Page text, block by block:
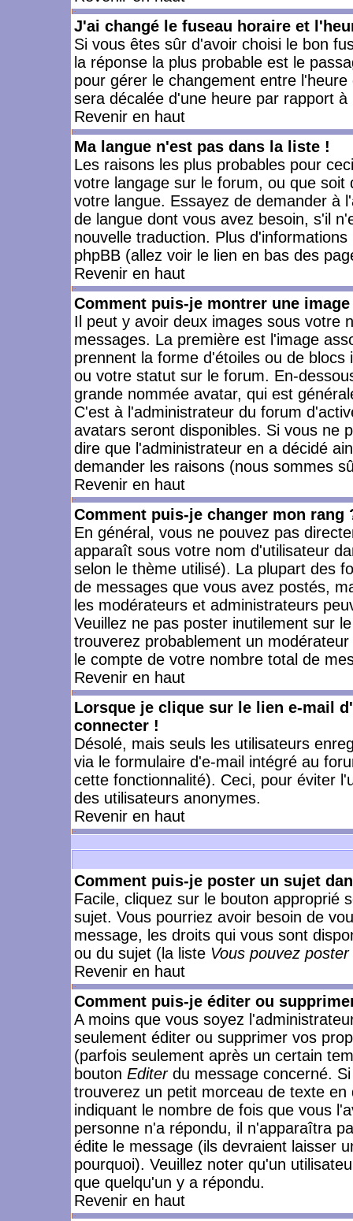
J'ai changé le fuseau horaire et
Si vous êtes sûr d'avoir choisi le bon
la réponse la plus probable est le
pour gérer le changement entre
sera décalée d'une heure par rapport à
Revenir en haut
Ma langue n'est pas dans la liste !
Les raisons les plus probables pour
votre langage sur le forum, ou que
votre langue. Essayez de demander à
de langue dont vous avez besoin, s'il
nouvelle traduction. Plus
phpBB (allez voir le lien en bas des
Revenir en haut
Comment puis-je montrer une
Il peut y avoir deux images sous votre
messages. La première est l'image
prennent la forme d'étoiles ou de
ou votre statut sur le forum. En-
grande nommée avatar, qui est
C'est à l'administrateur du forum
avatars seront disponibles. Si vous ne
dire que l'administrateur en a décidé
demander les raisons (nous sommes
Revenir en haut
Comment puis-je changer mon rang
En général, vous ne pouvez pas
apparaît sous votre nom d'utilisateur
selon le thème utilisé). La plupart des
de messages que vous avez postés,
les modérateurs et administrateurs
Veuillez ne pas poster inutilement sur
trouverez probablement un
le compte de votre nombre total de
Revenir en haut
Lorsque je clique sur le lien e-mail
connecter !
Désolé, mais seuls les utilisateurs
via le formulaire d'e-mail intégré au
cette fonctionnalité). Ceci, pour éviter
des utilisateurs anonymes.
Revenir en haut
Comment puis-je poster un sujet
Facile, cliquez sur le bouton approprié
sujet. Vous pourriez avoir besoin de
message, les droits qui vous sont
ou du sujet (la liste Vous pouvez
Revenir en haut
Comment puis-je éditer ou
A moins que vous soyez
seulement éditer ou supprimer vos
(parfois seulement après un certain
bouton Editerdu message concerné.
trouverez un petit morceau de texte
indiquant le nombre de fois que vous
personne n'a répondu, il n'apparaîtra
édite le message (ils devraient laisser
pourquoi). Veuillez noter qu'un
que quelqu'un y a répondu.
Revenir en haut